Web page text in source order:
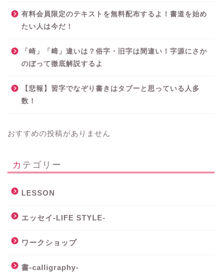
有料会員限定のテキストを無料配布するよ！書道を始め
たい人は今だ！
「崎」「﨑」違いは？俗字・旧字は間違い！字源にさか
のぼって徹底解説するよ
【悲報】習字でなぞり書きはタブーと思っている人多
数！
おすすめの投稿がありません
カテゴリー
LESSON
エッセイ-LIFE STYLE-
ワークショップ
書-calligraphy-